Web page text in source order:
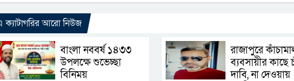
ক্যাটাগরির আরো নিউজ
বাংলা নববর্ষ ১৪৩৩
উপলক্ষে শুভেচ্ছা
বিনিময়
রাজাপুরে
ব্যবসায়ীর কাছে
দাবি, না দেওয়ায়